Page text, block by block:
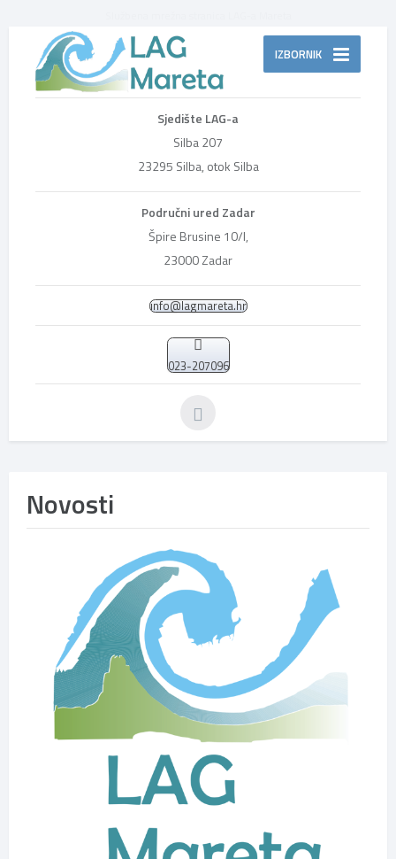
IZBORNIK
Sjedište LAG-a
Silba 207
23295 Silba, otok Silba
Područni ured Zadar
Špire Brusine 10/I,
23000 Zadar
info@lagmareta.hr
023-207096
Novosti